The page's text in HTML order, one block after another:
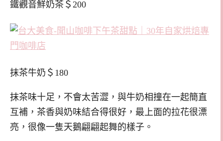
鐵觀音鮮奶茶＄200
抹茶牛奶＄180
抹茶味十足，不會太苦澀，與牛奶相撞在一起簡直
互補，茶香與奶味結合得很好，最上面的拉花很漂
亮，很像一隻天鵝翩翩起舞的樣子。